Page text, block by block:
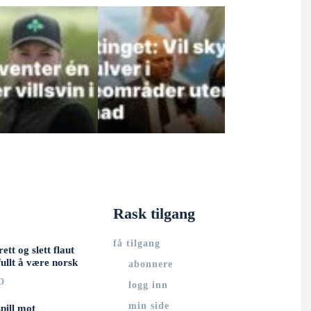
og slett flaut
å være norsk
mot
Rask tilgang
få tilgang
abonnere
logg inn
min side